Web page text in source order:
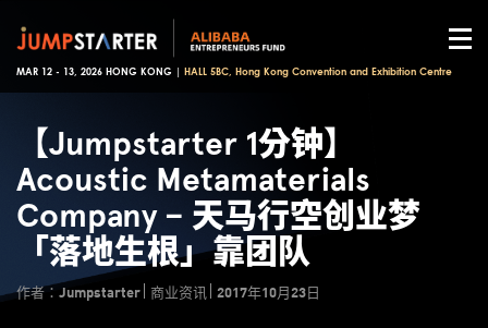
MAR 12 - 13, 2026 HONG KONG | HALL 5BC, Hong Kong Convention and Exhibition Centre
【Jumpstarter 1分钟】
Acoustic Metamaterials
Company – 天马行空创业梦
「落地生根」靠团队
作者：Jumpstarter 商业资讯 2017年10月23日